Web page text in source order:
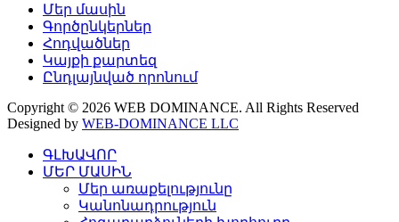
Մեր մասին
Գործընկերներ
Հոդվածներ
Կայքի քարտեզ
Ընդլայնված որոնում
Copyright © 2026 WEB DOMINANCE. All Rights Reserved
Designed by WEB-DOMINANCE LLC
ԳԼԽԱՎՈՐ
ՄԵՐ ՄԱՍԻՆ
Մեր առաքելությունը
Կանոնադրություն